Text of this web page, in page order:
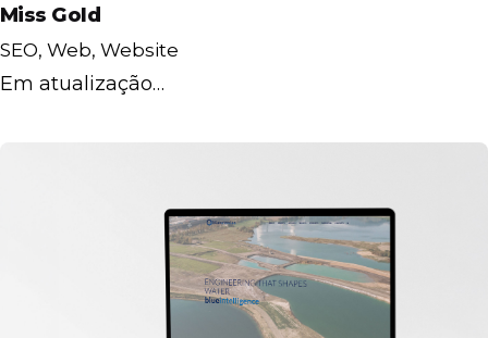
Miss Gold
SEO Web Website
Em atualização…